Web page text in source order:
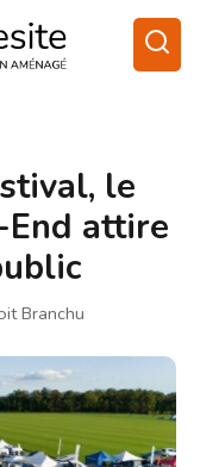
le
End attire
Branchu